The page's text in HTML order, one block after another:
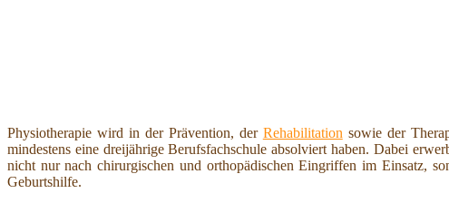
Physiotherapie wird in der Prävention, der Rehabilitation sowie der
mindestens eine dreijährige Berufsfachschule absolviert haben. Dabei
nicht nur nach chirurgischen und orthopädischen Eingriffen im Einsatz,
Geburtshilfe.